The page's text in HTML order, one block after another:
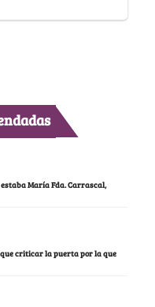
María Fda. Carrascal,
que criticar la puerta por la que